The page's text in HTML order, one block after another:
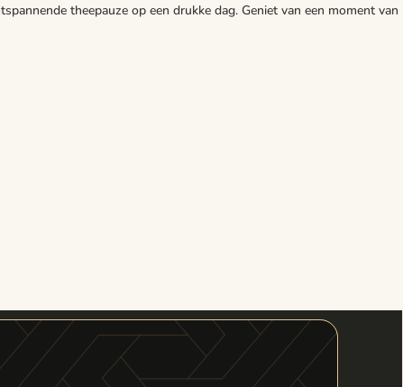
theepauze op een drukke dag. Geniet van een moment van